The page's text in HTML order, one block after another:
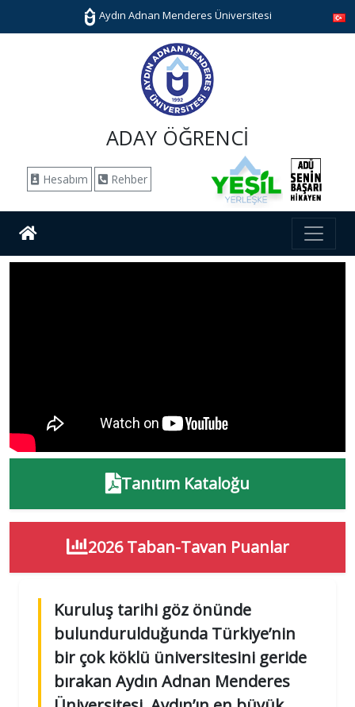
Aydın Adnan Menderes Üniversitesi
ADAY ÖĞRENCİ
Hesabım Rehber
Tanıtım Kataloğu
2026 Taban-Tavan Puanlar
Kuruluş tarihi göz önünde
bulundurulduğunda Türkiye’nin
bir çok köklü üniversitesini geride
bırakan Aydın Adnan Menderes